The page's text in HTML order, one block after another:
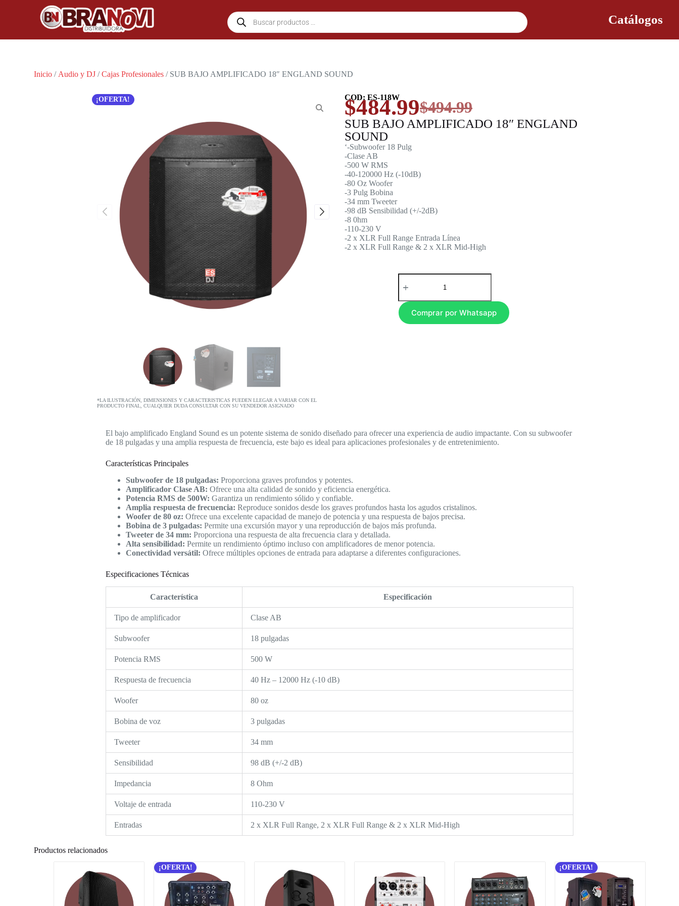
Catálogos
Inicio / Audio y DJ /Cajas Profesionales / SUB BAJO AMPLIFICADO 18″ ENGLAND SOUND
¡OFERTA!
*LA ILUSTRACIÓN, DIMENSIONES Y CARACTERISTICAS PUEDEN LLEGAR A VARIAR CON EL
PRODUCTO FINAL, CUALQUIER DUDA CONSULTAR CON SU VENDEDOR ASIGNADO
COD: ES-118W
$494.99
$484.99
SUB BAJO AMPLIFICADO 18″ ENGLAND
SOUND
‘-Subwoofer 18 Pulg
-Clase AB
-500 W RMS
-40-120000 Hz (-10dB)
-80 Oz Woofer
-3 Pulg Bobina
-34 mm Tweeter
-98 dB Sensibilidad (+/-2dB)
-8 0hm
-110-230 V
-2 x XLR Full Range Entrada Línea
-2 x XLR Full Range & 2 x XLR Mid-High
Comprar por Whatsapp
El bajo amplificado England Sound es un potente sistema de sonido diseñado para ofrecer una experiencia de audio impactante. Con su subwoofer
de 18 pulgadas y una amplia respuesta de frecuencia, este bajo es ideal para aplicaciones profesionales y de entretenimiento.
Características Principales
Subwoofer de 18 pulgadas: Proporciona graves profundos y potentes.
Amplificador Clase AB: Ofrece una alta calidad de sonido y eficiencia energética.
Potencia RMS de 500W: Garantiza un rendimiento sólido y confiable.
Amplia respuesta de frecuencia: Reproduce sonidos desde los graves profundos hasta los agudos cristalinos.
Woofer de 80 oz: Ofrece una excelente capacidad de manejo de potencia y una respuesta de bajos precisa.
Bobina de 3 pulgadas: Permite una excursión mayor y una reproducción de bajos más profunda.
Tweeter de 34 mm: Proporciona una respuesta de alta frecuencia clara y detallada.
Alta sensibilidad: Permite un rendimiento óptimo incluso con amplificadores de menor potencia.
Conectividad versátil: Ofrece múltiples opciones de entrada para adaptarse a diferentes configuraciones.
Especificaciones Técnicas
Característica Especificación
Tipo de amplificador Clase AB
Subwoofer 18 pulgadas
Potencia RMS 500 W
Respuesta de frecuencia 40 Hz – 12000 Hz (-10 dB)
Woofer 80 oz
Bobina de voz 3 pulgadas
Tweeter 34 mm
Sensibilidad 98 dB (+/-2 dB)
Impedancia 8 Ohm
Voltaje de entrada 110-230 V
Entradas 2 x XLR Full Range, 2 x XLR Full Range & 2 x XLR Mid-High
Productos relacionados
¡OFERTA! ¡OFERTA!